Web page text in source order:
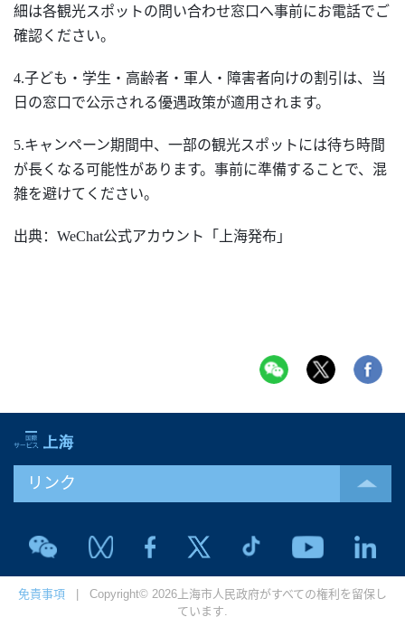
細は各観光スポットの問い合わせ窓口へ事前にお電話でご
確認ください。
4.子ども・学生・高齢者・軍人・障害者向けの割引は、当
日の窓口で公示される優遇政策が適用されます。
5.キャンペーン期間中、 一部の観光スポットには待ち時間
が長くなる可能性があります。事前に準備することで、混
雑を避けてください。
出典： WeChat公式アカウント「上海発布」
リンク
免責事項 | Copyright© 2026上海市人民政府がすべての権利を留保し
ています.